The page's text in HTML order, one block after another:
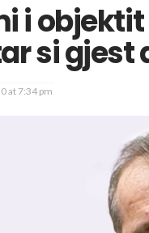
i
si
at 7:34 pm